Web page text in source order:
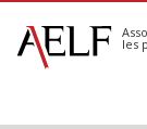
S'abonner
Calendrier
les